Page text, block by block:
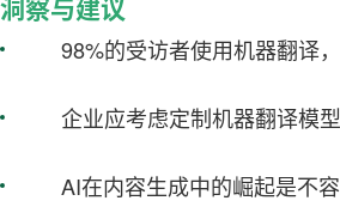
洞察与建议
98%的受访者使用机器翻译
企业应考虑定制机器翻译模
AI在内容生成中的崛起是不